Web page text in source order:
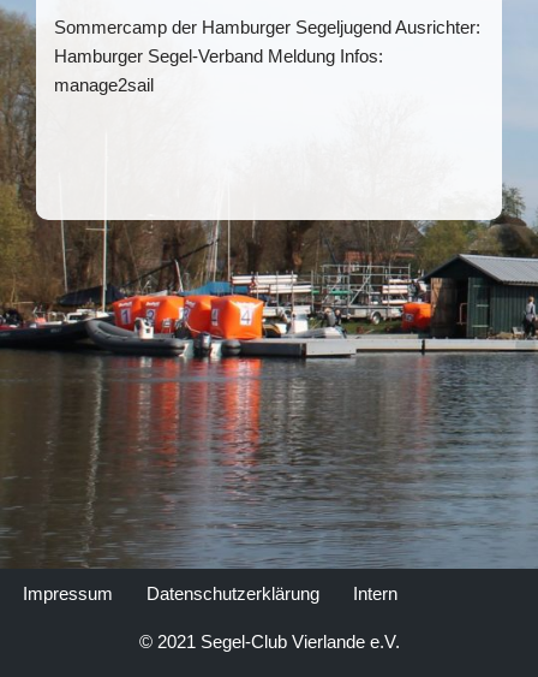
Sommercamp der Hamburger Segeljugend Ausrichter:
Hamburger Segel-Verband Meldung Infos:
manage2sail
Impressum Datenschutzerklärung Intern
© 2021 Segel-Club Vierlande e.V.